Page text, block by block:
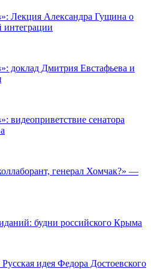
Лекция Александра Гущина о
интеграции
доклад Дмитрия Евстафьева и
видеоприветствие сенатора
генерал Хомчак?» —
будни российского Крыма
идея Федора Достоевского